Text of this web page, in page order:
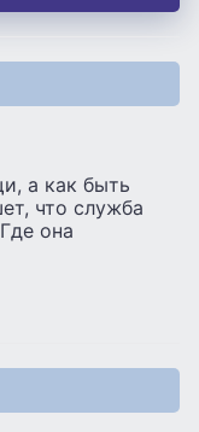
а как быть
что служба
она